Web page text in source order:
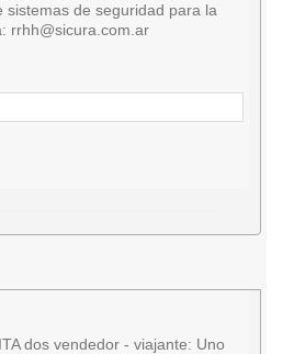
sistemas de seguridad para la
rrhh@sicura.com.ar
dos vendedor - viajante: Uno